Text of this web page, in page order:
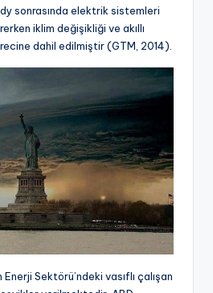
sonrasında elektrik sistemleri
iklim değişikliği ve akıllı
dahil edilmiştir (GTM, 2014).
Sektörü’ndeki vasıflı çalışan